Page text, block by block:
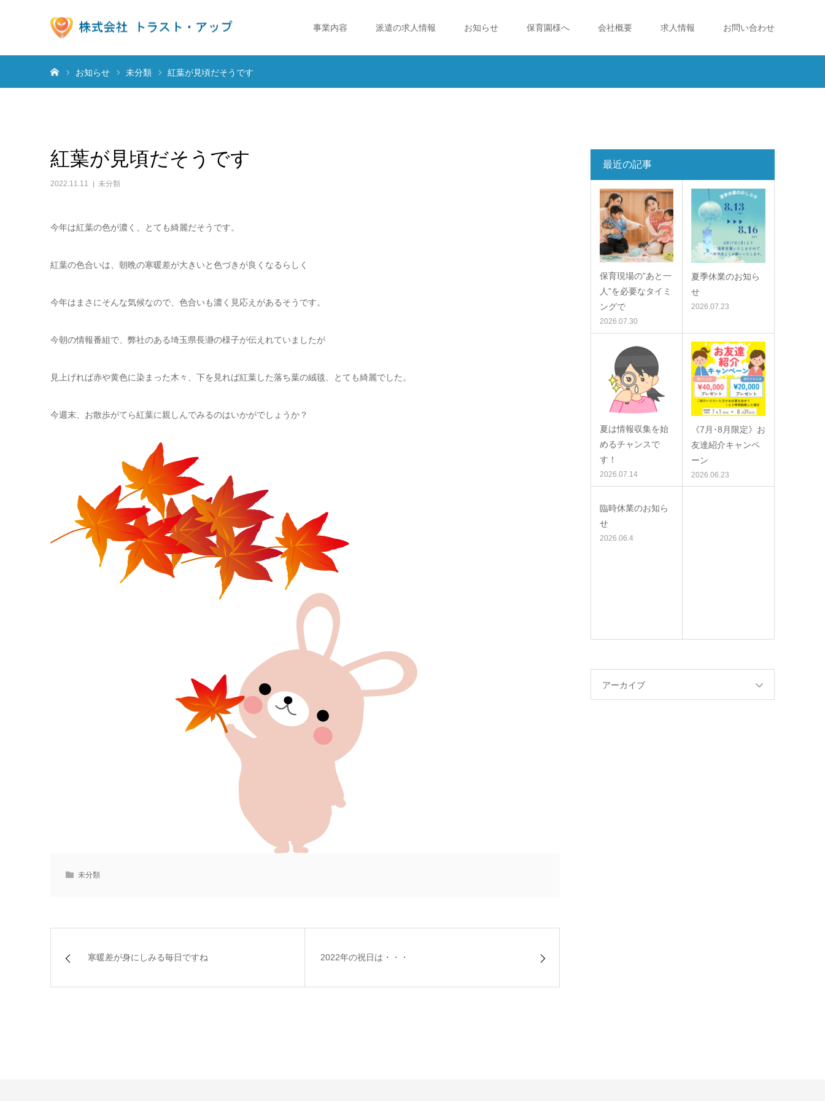
事業内容 派遣の求人情報 お知らせ 保育園様へ 会社概要 求人情報 お問い合わせ
お知らせ 未分類 紅葉が見頃だそうです
紅葉が見頃だそうです
2022.11.11 未分類
今年は紅葉の色が濃く、とても綺麗だそうです。
紅葉の色合いは、朝晩の寒暖差が大きいと色づきが良くなるらしく
今年はまさにそんな気候なので、色合いも濃く見応えがあるそうです。
今朝の情報番組で、弊社のある埼玉県長瀞の様子が伝えれていましたが
見上げれば赤や黄色に染まった木々、下を見れば紅葉した落ち葉の絨毯、とても綺麗でした。
今週末、お散歩がてら紅葉に親しんでみるのはいかがでしょうか？
未分類
寒暖差が身にしみる毎日ですね 2022年の祝日は・・・
最近の記事
保育現場の”あと一
人”を必要なタイミ
ングで
2026.07.30
夏季休業のお知ら
せ
2026.07.23
夏は情報収集を始
めるチャンスで
す！
2026.07.14
《7月･8月限定》お
友達紹介キャンペ
ーン
2026.06.23
臨時休業のお知ら
せ
2026.06.4
アーカイブ